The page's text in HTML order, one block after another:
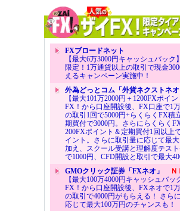
FXブロードネット
【最大6万3000円キャッシュバック
限定！1万通貨以上の取引で現金
えるキャンペーン実施中！
外為どっとコム「外貨ネクストネオ
【最大101万2000円＋1200FXポイ
FX！から口座開設後、FX口座で1
の取引1回で5000円+らくらくFX積
期買付で3000円。さらにらくらく
200FXポイント＆定期買付1回以上
イント。さらに取引量に応じて最
加え、スクール受講と理解度テス
で1000円、CFD開設と取引で最大
GMOクリック証券「FXネオ」
Ｎ
【最大100万4000円キャッシュバッ
FX！から口座開設後、FXネオで1
の取引で4000円がもらえる！ さら
応じて最大100万円のチャンスも！